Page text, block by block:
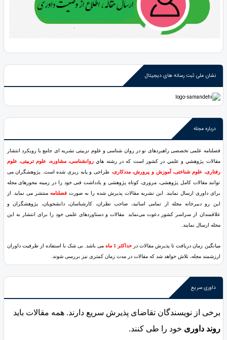
نشان ملی ثبت رسانه های دیجیتال
درباره مجله
فصلنامه علمی تخصصی راهبردهای نو در روان شناسی و علوم تربیتی نشريه ای جامع با رویکرد انتشار
مقالات پژوهشي و علمي در کشور است که در رشته هاي روانشناسی، مشاوره، علوم تربیتی، علوم
رفتاری، علوم شناختی، آموزش و پرورش، مددکاری، طراحی و پایه ریزی شده است. پژوهشگران می
توانند مقالات کامل پژوهشی، مروری، کوتاه پژوهشی و یادداشت فنی خود را در زمینه محورهای مجله
برای داوری ارسال نمایند. اين نشريه مقالات پذیرش شده را به صورتفصلنامه منتشر می نماید. از
این رو دبیرخانه مجله از تمامی اساتید، صاحب نظران، کارشناسان، دانشجویان، پژوهشگران و
علاقمندان از سراسر کشور دعوت می‌نماید مقالات و دستاوردهای علمی خود را برای انتشار به این
مجله ارسال نمایند.
میانگین زمان دریافت تا پذیرش مقالات در حداکثر 1 ماه
می باشد. بی شک با استفاده از ظرفیت داوران
ارزشمند مجله، تلاش خواهد شد که مقالات در مدت زمان کمتری نیز بررسی شوند.
داوری سریع
برخی از نویسندگان تقاضای پذیرش سریع دارند. همه مقالات باید
روند داوری خود را طی کنند.